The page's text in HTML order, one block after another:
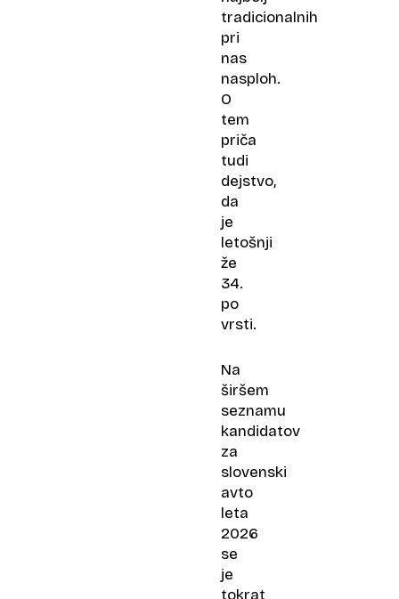
tradicionalnih
pri
nas
nasploh.
O
tem
priča
tudi
dejstvo,
da
je
letošnji
že
34.
po
vrsti.
Na
širšem
seznamu
kandidatov
za
slovenski
avto
leta
2026
se
je
tokrat